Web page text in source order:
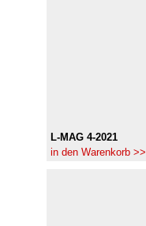
L-MAG 4-2021
in den Warenkorb >>